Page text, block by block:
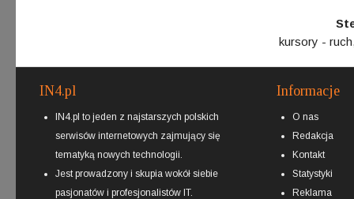
kursory -
IN4.pl
IN4.pl to jeden z najstarszych polskich
serwisów internetowych zajmujący się
tematyką nowych technologii.
Jest prowadzony i skupia wokół siebie
pasjonatów i profesjonalistów IT.
Informacje
O nas
Redakcja
Kontakt
Statystyki
Reklama